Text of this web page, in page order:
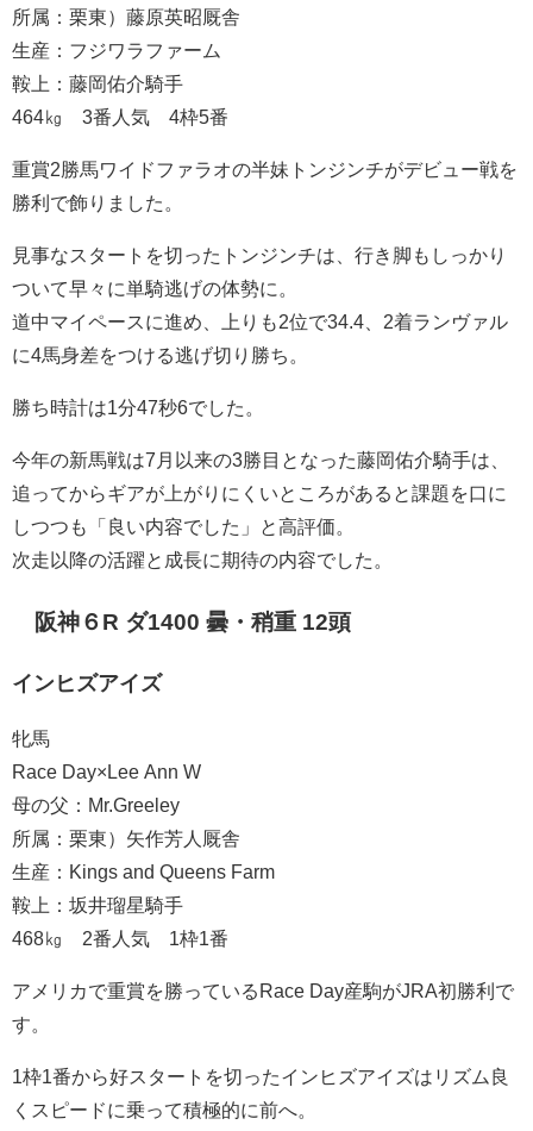
所属：栗東）藤原英昭厩舎
生産：フジワラファーム
鞍上：藤岡佑介騎手
464㎏ 3番人気 4枠5番
重賞2勝馬ワイドファラオの半妹トンジンチがデビュー戦を
勝利で飾りました。
見事なスタートを切ったトンジンチは、行き脚もしっかり
ついて早々に単騎逃げの体勢に。
道中マイペースに進め、上りも2位で34.4、2着ランヴァル
に4馬身差をつける逃げ切り勝ち。
勝ち時計は1分47秒6でした。
今年の新馬戦は7月以来の3勝目となった藤岡佑介騎手は、
追ってからギアが上がりにくいところがあると課題を口に
しつつも「良い内容でした」と高評価。
次走以降の活躍と成長に期待の内容でした。
阪神６R ダ1400 曇・稍重 12頭
インヒズアイズ
牝馬
Race Day×Lee Ann W
母の父：Mr.Greeley
所属：栗東）矢作芳人厩舎
生産：Kings and Queens Farm
鞍上：坂井瑠星騎手
468㎏ 2番人気 1枠1番
アメリカで重賞を勝っているRace Day産駒がJRA初勝利で
す。
1枠1番から好スタートを切ったインヒズアイズはリズム良
くスピードに乗って積極的に前へ。